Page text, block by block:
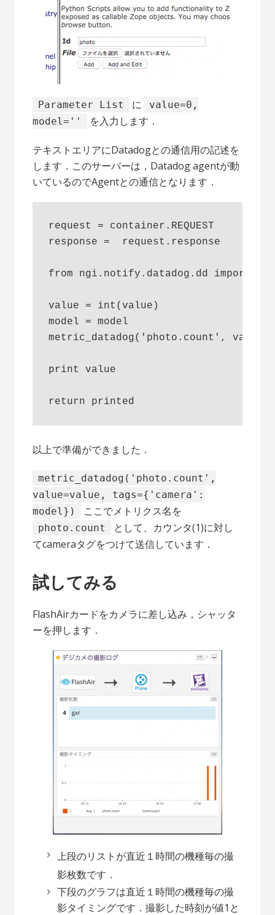
Parameter List に
value=0,
model=''
を入力します．
テキストエリアにDatadogとの通信用の記述を
します．このサーバーは，Datadog agentが動
いているのでAgentとの通信となります．
request = container.REQUEST
response =  request.response
from ngi.notify.datadog.dd import
value = int(value)
model = model
metric_datadog('photo.count',
print value
以上で準備ができました．
metric_datadog('photo.count',
value=value, tags={'camera':
model})
ここでメトリクス名を
photo.count
として、カウンタ(1)に対し
てcameraタグをつけて送信しています．
試してみる
FlashAirカードをカメラに差し込み，シャッタ
ーを押します．
上段のリストが直近１時間の機種毎の撮
影枚数です．
下段のグラフは直近１時間の機種毎の撮
影タイミングです．撮影した時刻が値1と